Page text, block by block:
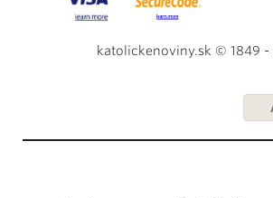
katolickenoviny.sk © 1849 -